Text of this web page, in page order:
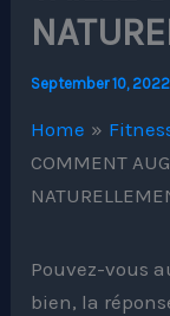
September 10, 2022
Home
COMMENT
Pouvez-vous
bien, la